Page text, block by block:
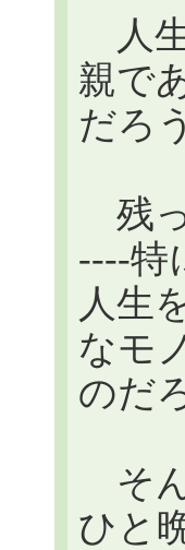
人
親で
だろ
残
----特
人生
なモ
のだ
そ
ひと